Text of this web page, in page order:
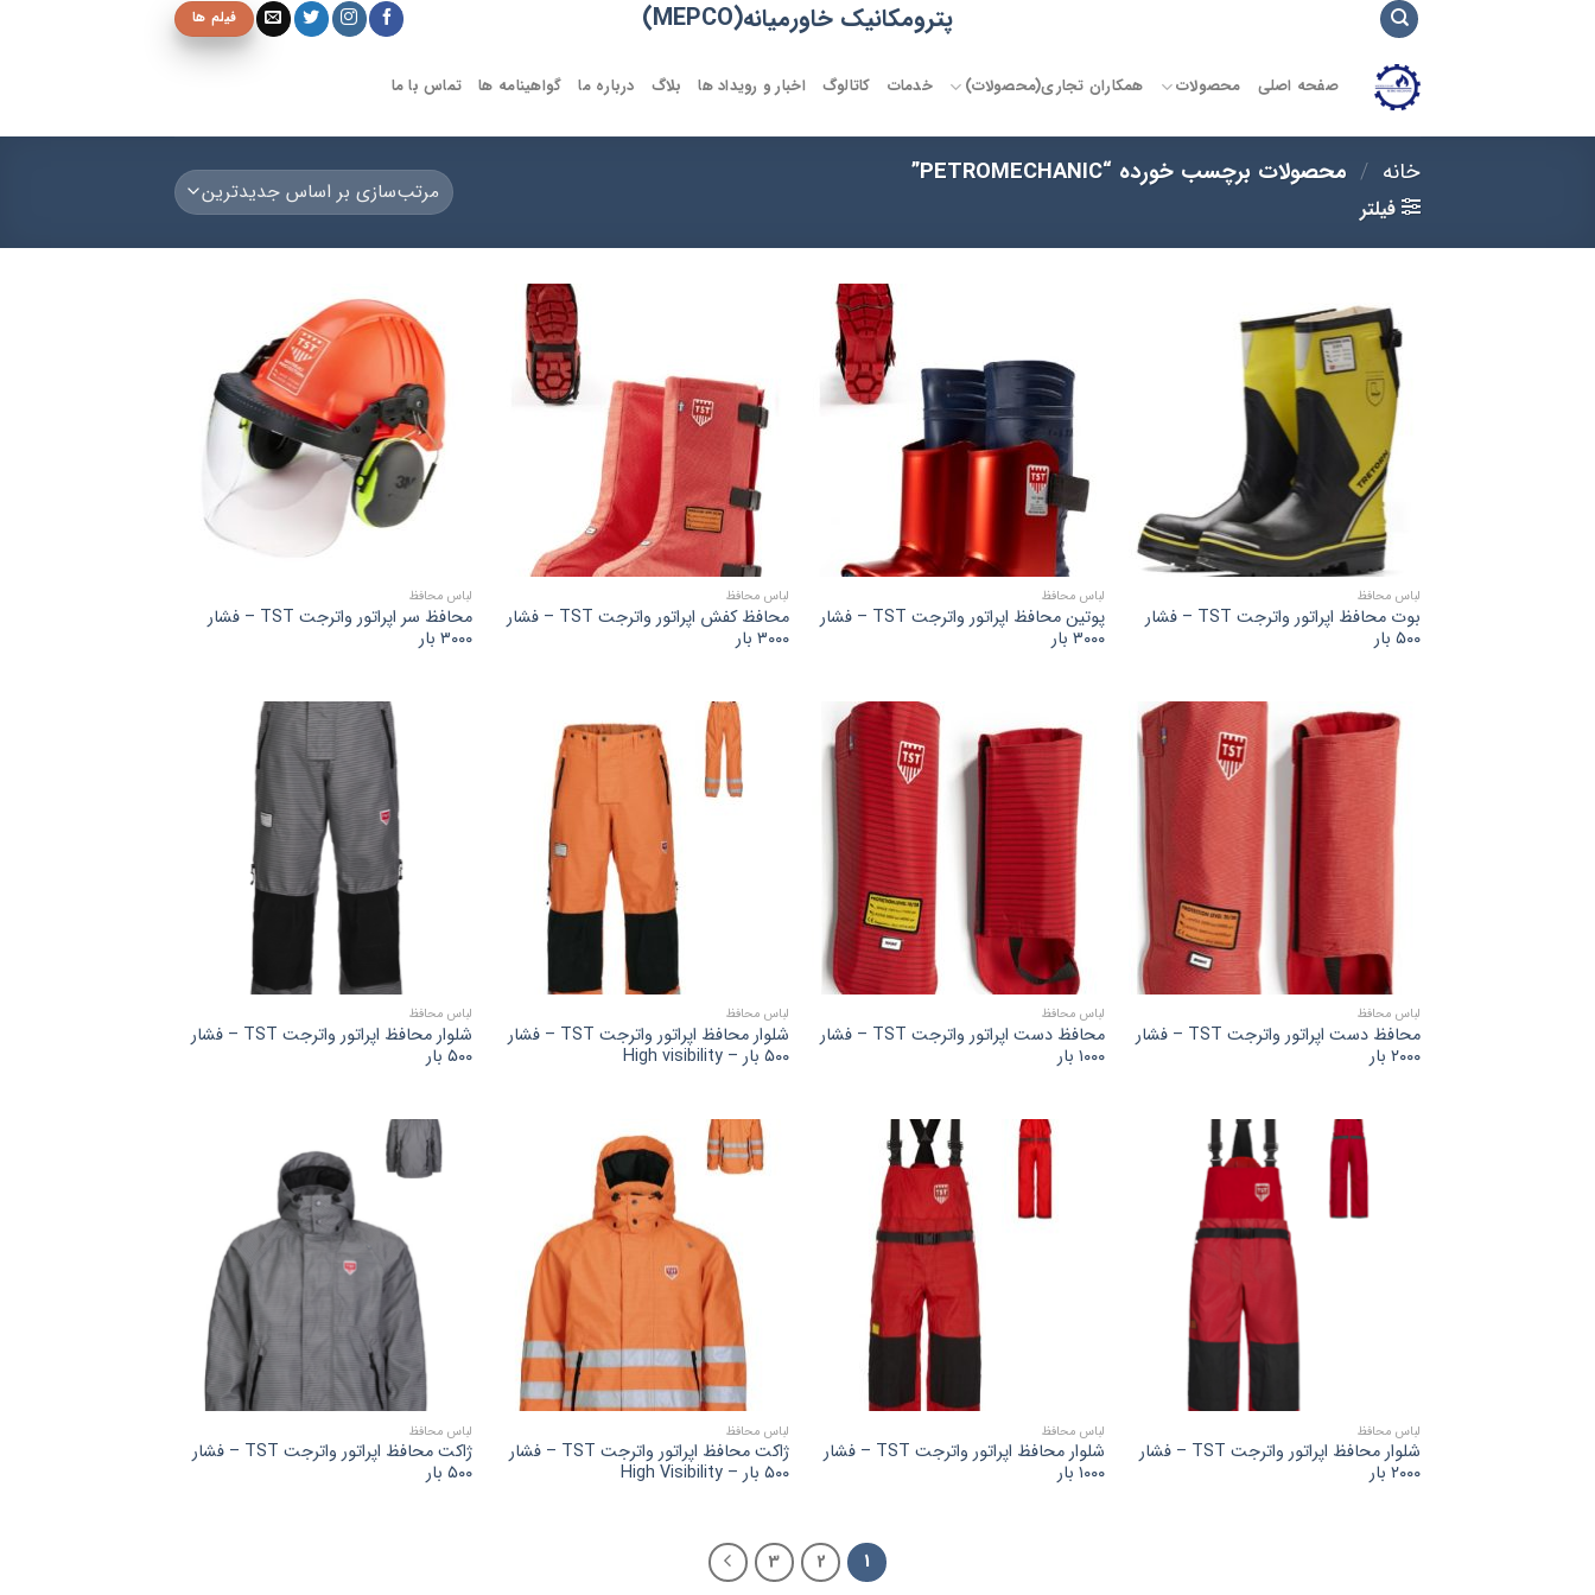
پترومکانیک خاورمیانه(MEPCO) فیلم ها
صفحه اصلی محصولات همکاران تجاری(محصولات) خدمات کاتالوگ اخبار و رویداد ها بلاگ درباره ما گواهینامه ها تماس با ما
خانه / محصولات برچسب خورده “PETROMECHANIC”
فیلتر
لباس محافظ
بوت محافظ اپراتور واترجت TST – فشار
۵۰۰ بار
لباس محافظ
پوتین محافظ اپراتور واترجت TST – فشار
۳۰۰۰ بار
لباس محافظ
محافظ کفش اپراتور واترجت TST – فشار
۳۰۰۰ بار
لباس محافظ
محافظ سر اپراتور واترجت TST – فشار
۳۰۰۰ بار
لباس محافظ
محافظ دست اپراتور واترجت TST – فشار
۲۰۰۰ بار
لباس محافظ
محافظ دست اپراتور واترجت TST – فشار
۱۰۰۰ بار
لباس محافظ
شلوار محافظ اپراتور واترجت TST – فشار
۵۰۰ بار – High visibility
لباس محافظ
شلوار محافظ اپراتور واترجت TST – فشار
۵۰۰ بار
لباس محافظ
شلوار محافظ اپراتور واترجت TST – فشار
۲۰۰۰ بار
لباس محافظ
شلوار محافظ اپراتور واترجت TST – فشار
۱۰۰۰ بار
لباس محافظ
ژاکت محافظ اپراتور واترجت TST – فشار
۵۰۰ بار – High Visibility
لباس محافظ
ژاکت محافظ اپراتور واترجت TST – فشار
۵۰۰ بار
1
2
3